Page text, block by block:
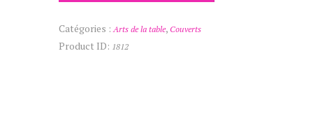
Catégories : Arts de la table, Couverts
Product ID: 1812